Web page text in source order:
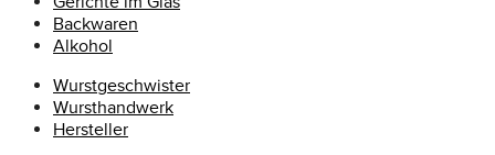
Backwaren
Alkohol
Wurstgeschwister
Wursthandwerk
Hersteller